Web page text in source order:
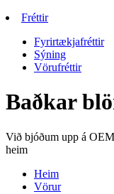
Fréttir
Fyrirtækjafréttir
Sýning
Vörufréttir
Baðkar
Við bjóðum upp á
heim
Heim
Vörur